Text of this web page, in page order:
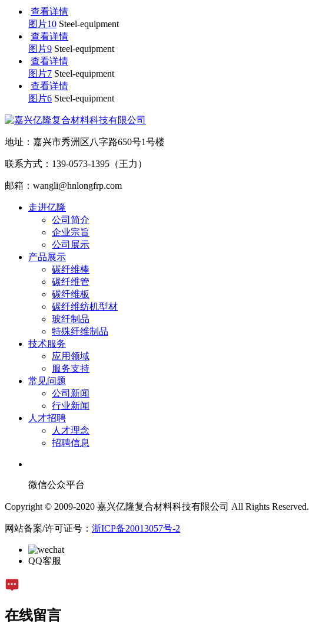
查看详情
图片10 Steel-equipment
查看详情
图片9 Steel-equipment
查看详情
图片7 Steel-equipment
查看详情
图片6 Steel-equipment
地址：嘉兴市秀洲区八字路650号1号楼
联系方式：139-0573-1395（王力）
邮箱：wangli@hnlongfrp.com
走进亿隆
公司简介
企业宗旨
公司展示
产品展示
碳纤维棒
碳纤维管
碳纤维板
碳纤维纺机型材
玻纤制品
特殊纤维制品
技术服务
应用领域
服务支持
常见问题
公司新闻
行业新闻
人才招聘
人才理念
招聘信息
微信公众平台
Copyright © 2009-2020 嘉兴亿隆复合材料科技有限公司 All Rights Reserved.
网站备案/许可证号： 浙ICP备20013057号-2
QQ客服
在线留言